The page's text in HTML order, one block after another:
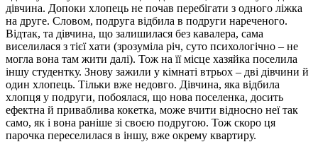
дівчина. Допоки хлопець не почав перебігати з одного ліжка
на друге. Словом, подруга відбила в подруги нареченого.
Відтак, та дівчина, що залишилася без кавалера, сама
виселилася з тієї хати (зрозуміла річ, суто психологічно – не
могла вона там жити далі). Тож на її місце хазяйка поселила
іншу студентку. Знову зажили у кімнаті втрьох – дві дівчини й
один хлопець. Тільки вже недовго. Дівчина, яка відбила
хлопця у подруги, побоялася, що нова поселенка, досить
ефектна й приваблива кокетка, може вчити відносно неї так
само, як і вона раніше зі своєю подругою. Тож скоро ця
парочка переселилася в іншу, вже окрему квартиру.